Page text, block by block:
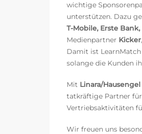
wichtige
unterstützen. Dazu
T-Mobile, Erste
Medienpartner Kicker
Damit ist
solange die Kunden
Mit Linara/Hausengel
tatkräftige Partner
Vertriebsaktivitäten
Wir freuen uns